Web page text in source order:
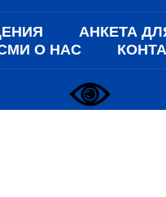
АНКЕТА
О НАС